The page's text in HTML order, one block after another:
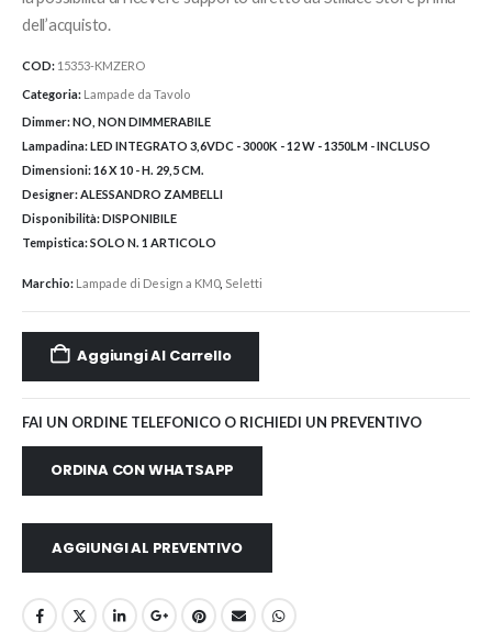
dell’acquisto.
COD: 15353-KMZERO
Categoria: Lampade da Tavolo
Dimmer:NO, NON DIMMERABILE
Lampadina:LED INTEGRATO 3,6VDC - 3000K - 12 W - 1350LM - INCLUSO
Dimensioni:16 X 10 - H. 29,5 CM.
Designer:ALESSANDRO ZAMBELLI
Disponibilità:DISPONIBILE
Tempistica:SOLO N. 1 ARTICOLO
Marchio: Lampade di Design a KM0, Seletti
Aggiungi Al Carrello
FAI UN ORDINE TELEFONICO O RICHIEDI UN PREVENTIVO
ORDINA CON WHATSAPP
AGGIUNGI AL PREVENTIVO